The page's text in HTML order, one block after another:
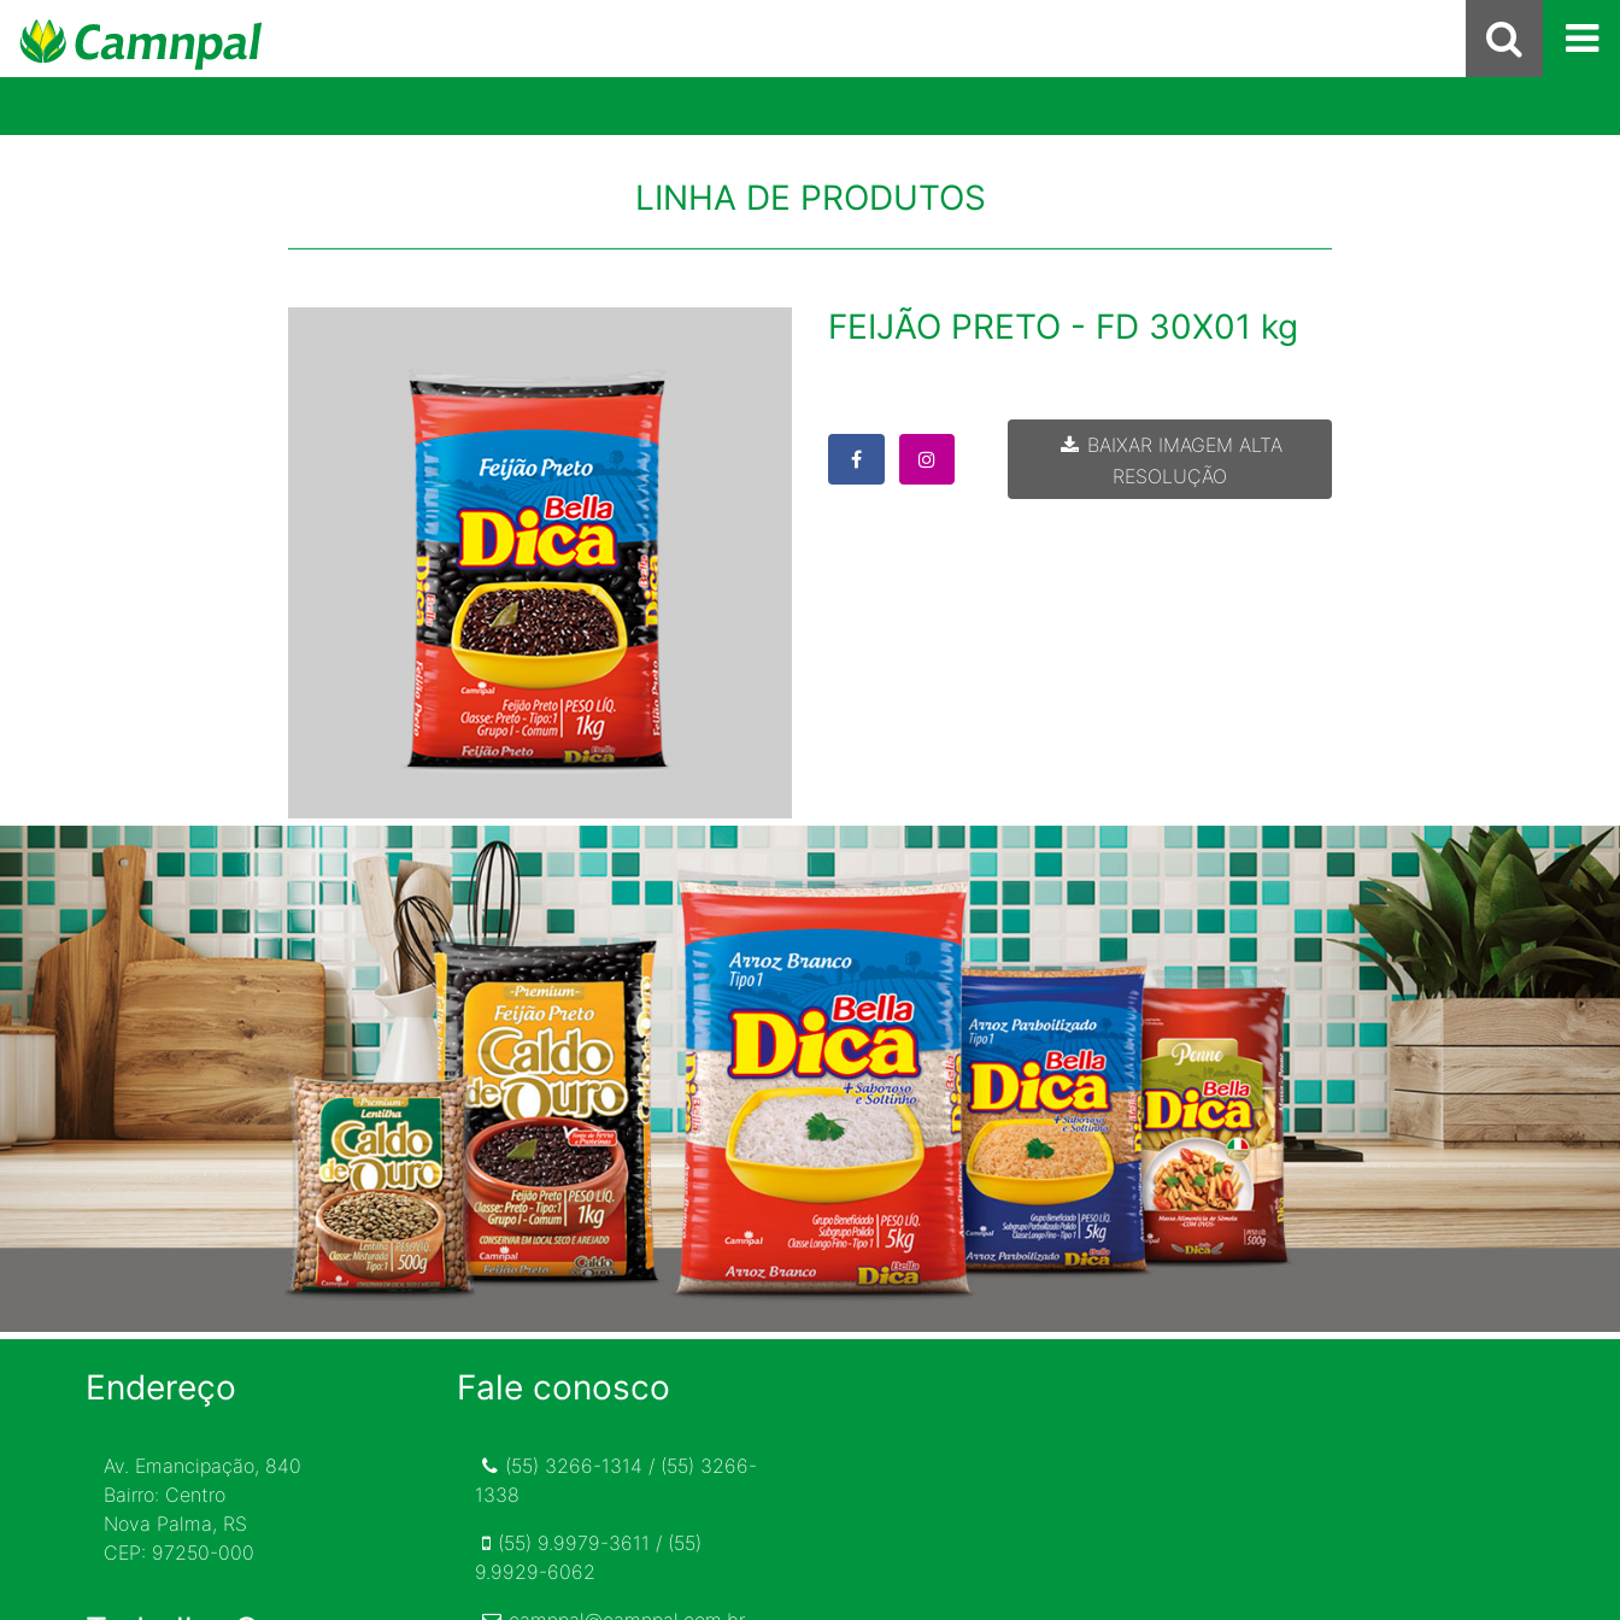
LINHA DE PRODUTOS
FEIJÃO PRETO - FD 30X01 kg
BAIXAR IMAGEM ALTA
RESOLUÇÃO
Endereço
Av. Emancipação, 840
Bairro: Centro
Nova Palma, RS
CEP: 97250-000
Fale conosco
(55) 3266-1314 / (55) 3266-
1338
(55) 9.9979-3611 / (55)
9.9929-6062